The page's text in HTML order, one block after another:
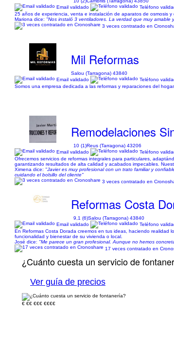
Email validado
Teléfono
25 años de experiencia, venta e instalación de aparatos de osmosis
Mariona dice: "Nos instaló 3 ventiladores. La verdad que muy
3 veces contratado en
Mil Reformas
Salou (Tarragona) 43840
Email validado
Teléfono
Somos una empresa dedicada a las reformas y reparaciones del
Remodelaciones
10 (1)Reus (Tarragona) 43206
Email validado
Teléfono
Ofrecemos servicios de reformas integrales para particulares,
garantizando resultados de alta calidad y acabados impecables.
Ximena dice: "Javier es muy profesional con un trato familiar y
cuidando el bolsillo del cliente"
3 veces contratado en
Reformas Costa
9,1 (6)Salou (Tarragona) 43840
Email validado
Teléfono
En Reformas Costa Dorada creemos en tus ideas, haciendo realidad
funcionalidad y bienestar de su vivienda o local.
José dice: "Me parece un gran profesional. Aunque no hemos
17 veces contratado en
¿Cuánto cuesta un servicio de
Ver guía de precios
€ €€ €€€ €€€€